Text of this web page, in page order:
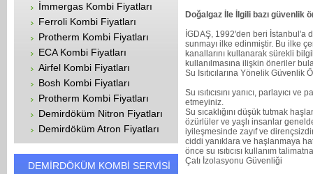
İmmergas Kombi Fiyatları
Ferroli Kombi Fiyatları
Protherm Kombi Fiyatları
ECA Kombi Fiyatları
Airfel Kombi Fiyatları
Bosh Kombi Fiyatları
Protherm Kombi Fiyatları
Demirdöküm Nitron Fiyatları
Demirdöküm Atron Fiyatları
DEMİRDÖKÜM KOMBİ SERVİSİ
Doğalgaz İle İlgili bazı güvenlik
İGDAŞ, 1992'den beri İstanbul'a
sunmayı ilke edinmiştir. Bu ilke
kanallarını kullanarak sürekli
kullanılmasına ilişkin öneriler
Su Isıtıcılarına Yönelik Güvenlik
Su ısıtıcısını yanıcı, parlayıcı
etmeyiniz.
Su sıcaklığını düşük tutmak
özürlüler ve yaşlı insanlar
iyileşmesinde zayıf ve
ciddi yanıklara ve haşlanmaya
önce su ısıtıcısı kullanım
Çatı İzolasyonu Güvenliği